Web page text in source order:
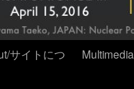
サイトにつ
Multimedia